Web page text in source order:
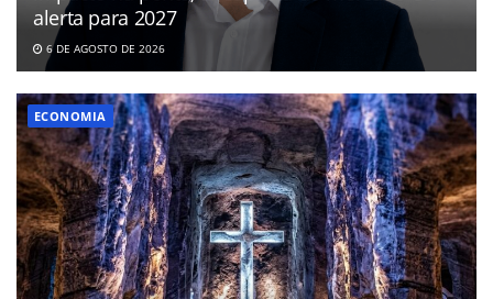
alerta para 2027
6 DE AGOSTO DE 2026
ECONOMIA